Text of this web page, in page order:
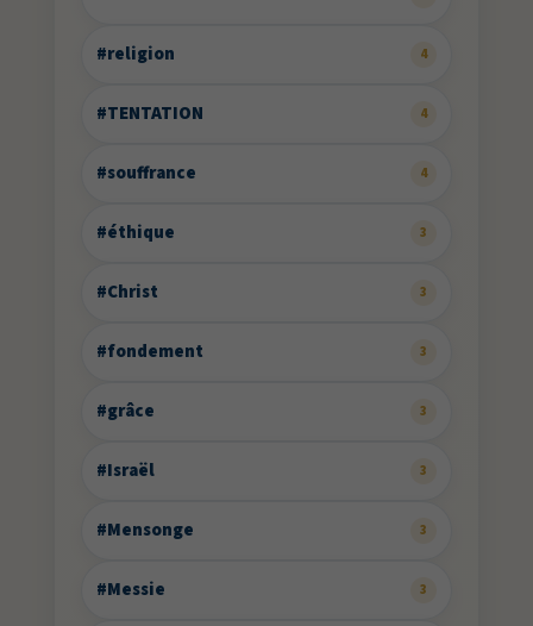
#religion 4
#TENTATION 4
#souffrance 4
#éthique 3
#Christ 3
#fondement 3
#grâce 3
#Israël 3
#Mensonge 3
#Messie 3